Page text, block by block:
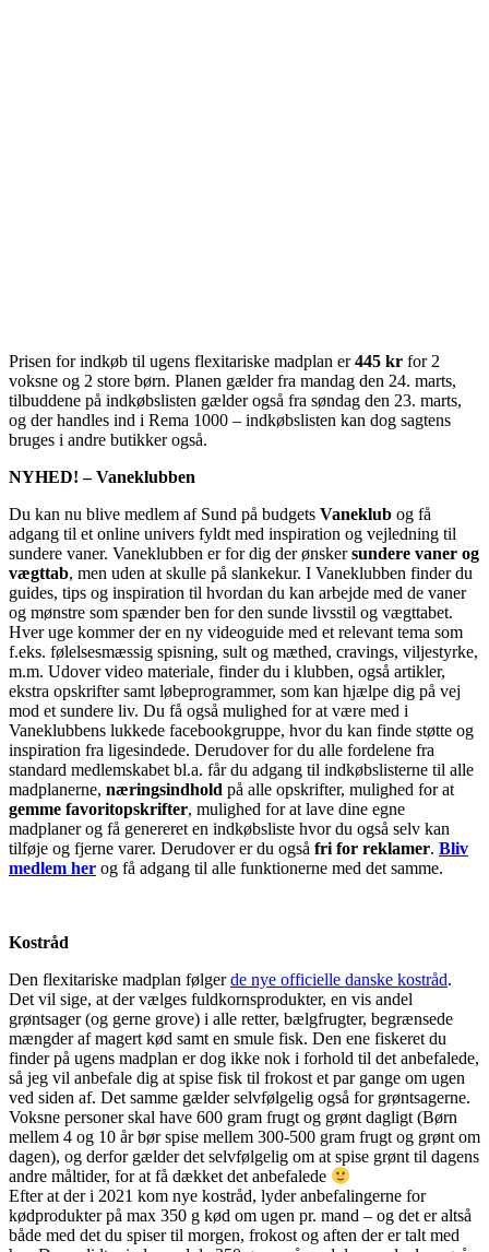
Prisen for indkøb til ugens flexitariske madplan er445 kr for 2
voksne og 2 store børn. Planen gælder fra mandag den 24. marts,
tilbuddene på indkøbslisten gælder også fra søndag den 23. marts,
og der handles ind i Rema 1000 – indkøbslisten kan dog sagtens
bruges i andre butikker også.
NYHED! – Vaneklubben
Du kan nu blive medlem af Sund på budgets Vaneklub og få
adgang til et online univers fyldt med inspiration og vejledning til
sundere vaner. Vaneklubben er for dig der ønskersundere vaner og
vægttab, men uden at skulle på slankekur. I Vaneklubben finder du
guides, tips og inspiration til hvordan du kan arbejde med de vaner
og mønstre som spænder ben for den sunde livsstil og vægttabet.
Hver uge kommer der en ny videoguide med et relevant tema som
f.eks. følelsesmæssig spisning, sult og mæthed, cravings, viljestyrke,
m.m. Udover video materiale, finder du i klubben, også artikler,
ekstra opskrifter samt løbeprogrammer, som kan hjælpe dig på vej
mod et sundere liv. Du få også mulighed for at være med i
Vaneklubbens lukkede facebookgruppe, hvor du kan finde støtte og
inspiration fra ligesindede. Derudover for du alle fordelene fra
standard medlemskabet bl.a. får du adgang til indkøbslisterne til alle
madplanerne, næringsindhold på alle opskrifter, mulighed for at
gemme favoritopskrifter, mulighed for at lave dine egne
madplaner og få genereret en indkøbsliste hvor du også selv kan
tilføje og fjerne varer. Derudover er du også fri for reklamer. Bliv
medlem her og få adgang til alle funktionerne med det samme.
Kostråd
Den flexitariske madplan følgerde nye officielle danske kostråd.
Det vil sige, at der vælges fuldkornsprodukter, en vis andel
grøntsager (og gerne grove) i alle retter, bælgfrugter, begrænsede
mængder af magert kød samt en smule fisk. Den ene fiskeret du
finder på ugens madplan er dog ikke nok i forhold til det anbefalede,
så jeg vil anbefale dig at spise fisk til frokost et par gange om ugen
ved siden af. Det samme gælder selvfølgelig også for grøntsagerne.
Voksne personer skal have 600 gram frugt og grønt dagligt (Børn
mellem 4 og 10 år bør spise mellem 300-500 gram frugt og grønt om
dagen), og derfor gælder det selvfølgelig om at spise grønt til dagens
andre måltider, for at få dækket det anbefalede
Efter at der i 2021 kom nye kostråd, lyder anbefalingerne for
kødprodukter på max 350 g kød om ugen pr. mand – og det er altså
både med det du spiser til morgen, frokost og aften der er talt med